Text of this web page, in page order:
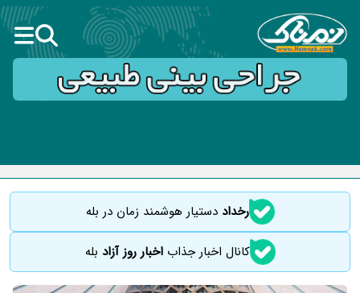
رخداددستیار هوشمند زمان در بله
کانال اخبار جذاباخبار روز آزاد بله